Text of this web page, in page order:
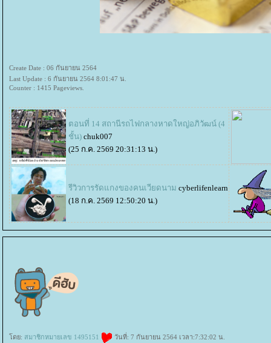
Create Date : 06 กันยายน 2564
Last Update : 6 กันยายน 2564 8:01:47 น.
Counter : 1415 Pageviews.
ตอนที่ 14 สถานีรถไฟกลางหาดใหญ่อภิวัฒน์ (4
ชั้น) chuk007
(25 ก.ค. 2569 20:31:13 น.)
รีวิวการรัดแกงของคนเวียดนาม cyberlifenlearn
(18 ก.ค. 2569 12:50:20 น.)
ดย: สมาชิกหมายเลข 1495151 วันที่: 7 กันยายน 2564 เวลา:7:32:02 น.